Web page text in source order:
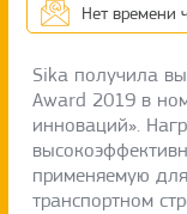
Нет времени
Sika получила
Award 2019 в
инноваций».
применяемую
транспортном